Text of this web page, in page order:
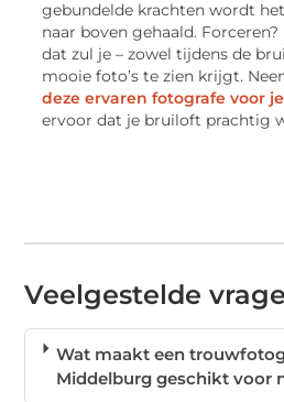
gebundelde krachten wordt
naar boven gehaald. Forceren?
dat zul je – zowel tijdens de
mooie foto’s te zien krijgt.
deze ervaren fotografe voor
ervoor dat je bruiloft prachtig
Veelgestelde
Wat maakt een
Middelburg geschikt voor